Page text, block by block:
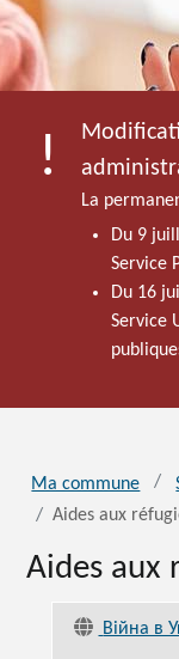
La
Du 9
Service
Du 16
Service
Ma commune
Aides aux
Aides aux
Війна в